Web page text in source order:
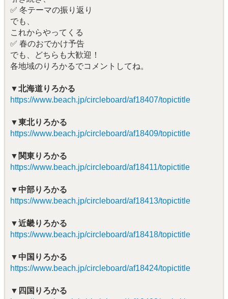
✅ 冬テーマの振り返り
でも、
これからやってくる
✅ 春のおでかけ予告
でも、どちらも大歓迎！
各地域のりろかるでコメントしてね。
▼北海道りろかる
https://www.beach.jp/circleboard/af18407/topictitle
▼東北りろかる
https://www.beach.jp/circleboard/af18409/topictitle
▼関東りろかる
https://www.beach.jp/circleboard/af18411/topictitle
▼中部りろかる
https://www.beach.jp/circleboard/af18413/topictitle
▼近畿りろかる
https://www.beach.jp/circleboard/af18418/topictitle
▼中国りろかる
https://www.beach.jp/circleboard/af18424/topictitle
▼四国りろかる